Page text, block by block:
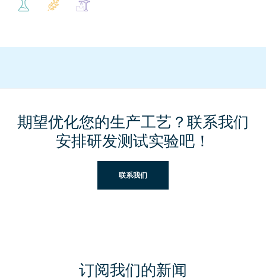
期望优化您的生产工艺？联系我们
安排研发测试实验吧！
联系我们
订阅我们的新闻